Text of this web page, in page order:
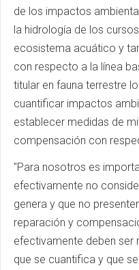
de los impactos
la hidrología de los
ecosistema acuático y
con respecto a la línea
titular en fauna terrestre
cuantificar impactos
establecer medidas de
compensación con
"Para nosotros es
efectivamente no
genera y que no
reparación y
efectivamente deben ser
que se cuantifica y que